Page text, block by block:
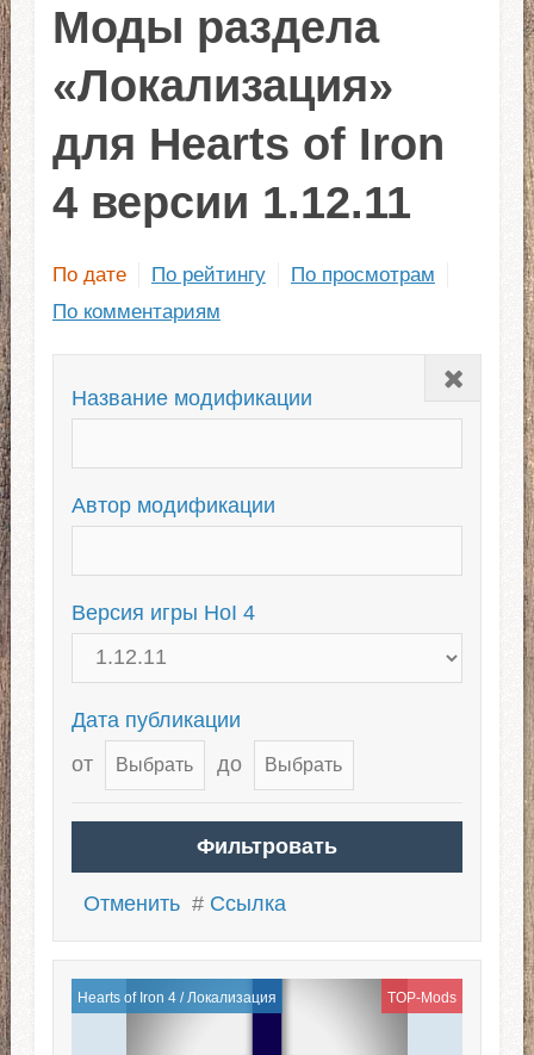
Моды раздела
«Локализация»
для Hearts of Iron
4 версии 1.12.11
По дате По рейтингу
По просмотрам
По комментариям
Закрыть
Название модификации
Автор модификации
Версия игры HoI 4
Дата публикации
от
до
Отменить # Ссылка
Hearts of Iron 4/ Локализация TOP-Mods